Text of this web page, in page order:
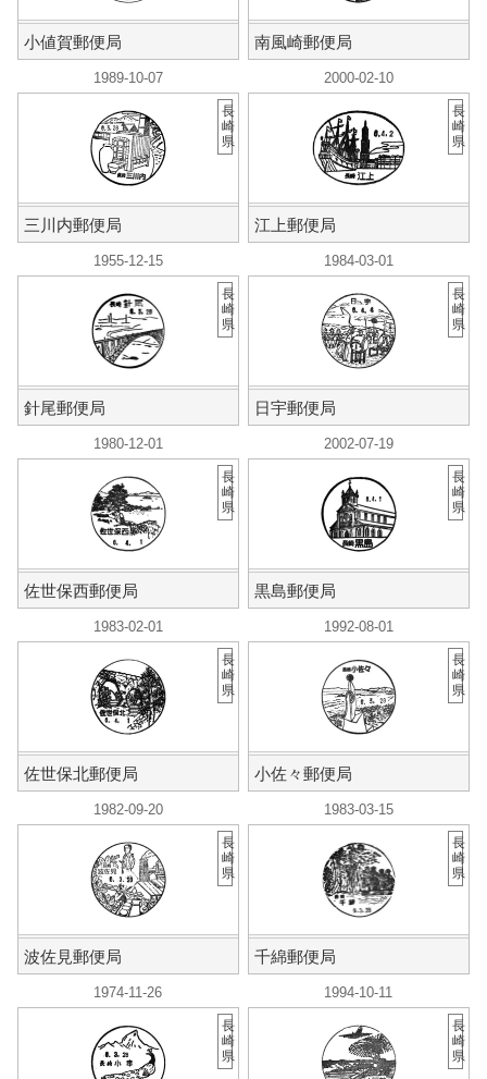
小値賀郵便局 南風崎郵便局
1989-10-07
三川内郵便局
長
崎
県
2000-02-10
江上郵便局
長
崎
県
1955-12-15
針尾郵便局
長
崎
県
1984-03-01
日宇郵便局
長
崎
県
1980-12-01
佐世保西郵便局
長
崎
県
2002-07-19
黒島郵便局
長
崎
県
1983-02-01
佐世保北郵便局
長
崎
県
1992-08-01
小佐々郵便局
長
崎
県
1982-09-20
波佐見郵便局
長
崎
県
1983-03-15
千綿郵便局
長
崎
県
1974-11-26
長
崎
県
1994-10-11
長
崎
県